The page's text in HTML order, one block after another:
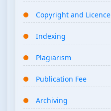
Copyright and Licence
Indexing
Plagiarism
Publication Fee
Archiving